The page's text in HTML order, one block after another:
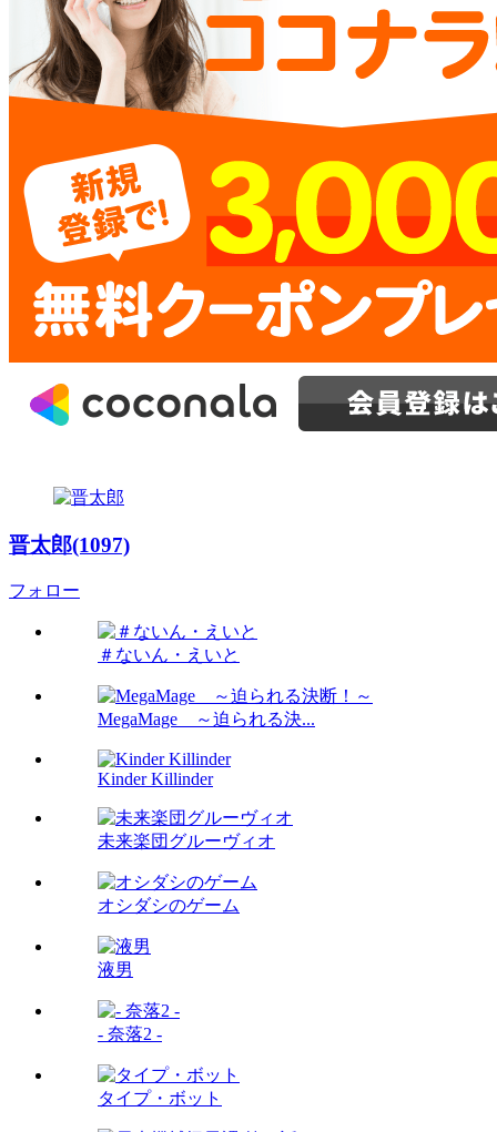
晋太郎(1097)
フォロー
＃ないん・えいと
MegaMage ～迫られる決...
Kinder Killinder
未来楽団グルーヴィオ
オシダシのゲーム
液男
- 奈落2 -
タイプ・ボット